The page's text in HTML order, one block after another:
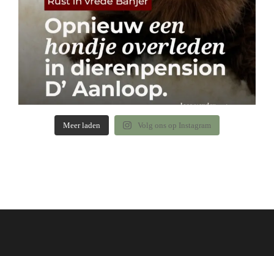
Meer laden Volg ons op Instagram